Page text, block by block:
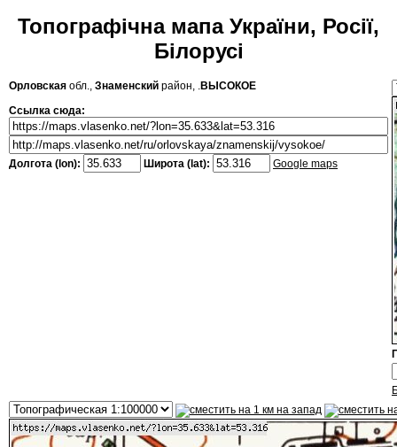
Топографічна мапа України, Росії,
Білорусі
Орловская обл., Знаменский район, .ВЫСОКОЕ
Ссылка сюда:
Долгота (lon): Широта (lat): Google maps